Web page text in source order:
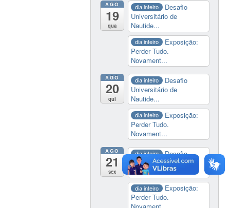
AGO
19
qua
dia inteiro
Desafio
Universitário de
Nautide...
dia inteiro
Exposição:
Perder Tudo.
Novament...
AGO
20
qui
dia inteiro
Desafio
Universitário de
Nautide...
dia inteiro
Exposição:
Perder Tudo.
Novament...
AGO
21
sex
dia inteiro
Desafio
Universitário de
Nautide...
dia inteiro
Exposição:
Perder Tudo.